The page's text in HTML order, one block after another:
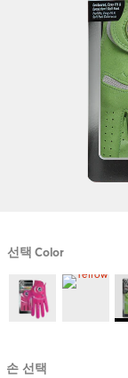
선택 Color
손 선택